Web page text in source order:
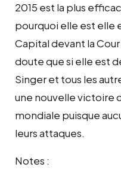
2015 est la plus
pourquoi elle est elle
Capital devant la
doute que si elle est
Singer et tous les
une nouvelle victoire
mondiale puisque
leurs attaques.
Notes :